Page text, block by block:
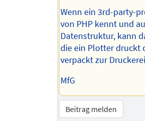
Wenn ein 3rd-party-
von PHP kennt und
Datenstruktur, kann
die ein Plotter druckt
verpackt zur
MfG
Beitrag melden